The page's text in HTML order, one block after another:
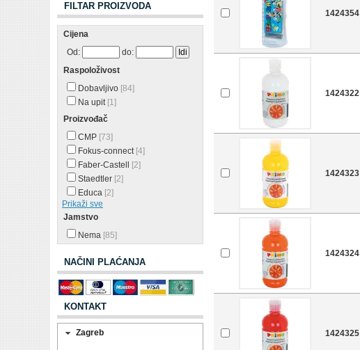
FILTAR PROIZVODA
Cijena
Od:
do:
Raspoloživost
Dobavljivo [84]
Na upit [1]
Proizvođač
CMP [73]
Fokus-connect [4]
Faber-Castell
[2]
Staedtler [2]
Educa [2]
Prikaži sve
Jamstvo
Nema [85]
NAČINI PLAĆANJA
KONTAKT
Zagreb
1424354
1424322
1424323
1424324
1424325